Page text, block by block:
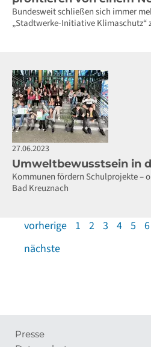
Bundesweit schließen sich immer
„Stadtwerke-Initiative Klimaschutz“
27.06.2023
Umweltbewusstsein in
Kommunen fördern Schulprojekte –
Bad Kreuznach
vorherige 1 2 3 4 5 6
nächste
Meta-
Presse